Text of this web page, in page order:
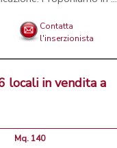
Contatta
l'inserzionista
locali in vendita a
Mq. 140